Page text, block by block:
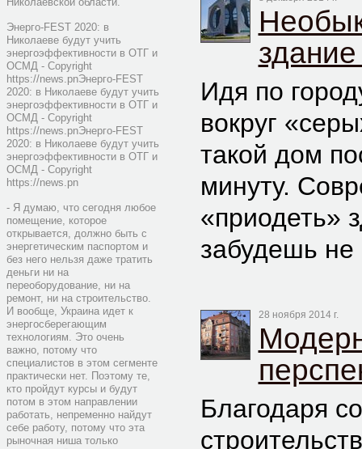
Энерго-FEST 2020: в
Николаеве будут учить
энергоэффективности в ОТГ и
ОСМД - Copyright
https://news.pnЭнерго-FEST
2020: в Николаеве будут учить
энергоэффективности в ОТГ и
ОСМД - Copyright
https://news.pnЭнерго-FEST
2020: в Николаеве будут учить
энергоэффективности в ОТГ и
ОСМД - Copyright
https://news.pn
- Я думаю, что сегодня любое
помещение, которое
открывается, должно быть с
энергетическим паспортом и
без него нельзя даже тратить
деньги ни на
переоборудование, ни на
ремонт, ни на строительство.
И вообще, Украина идет к
энергосберегающим
технологиям. Это очень
важно, потому что
специалистов в этом сегменте
практически нет. Поэтому те,
кто пройдут курсы и будут
потом в этом направлении
работать, непременно найдут
себе работу, потому что эта
рыночная ниша только
Идя по
вокруг
такой дом
минуту.
«приодеть»
забудешь не
28 ноября 2014 г.
Благодаря